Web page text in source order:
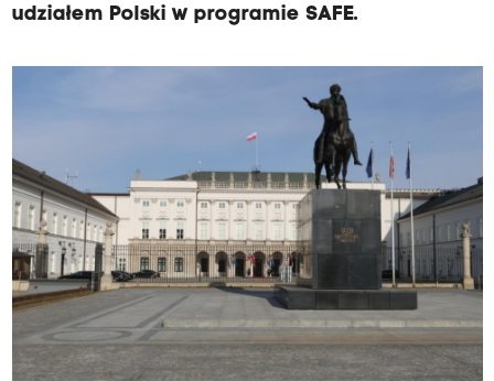
udziałem Polski w programie SAFE.